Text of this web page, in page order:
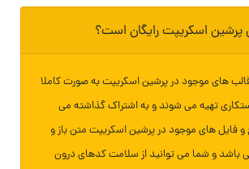
پرشین اسکریپت رایگان است؟
های موجود در پرشین اسکریپت به صورت کاملا
تهیه می شوند و به اشتراک گذاشته می
و فایل های موجود در پرشین اسکریپت متن باز و
باشد و شما می توانید از سلامت کدهای درون